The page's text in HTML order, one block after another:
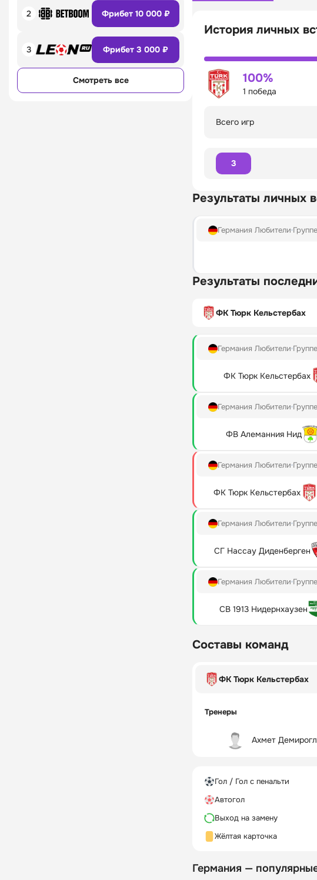
2 Фрибет 10 000 ₽
3 Фрибет 3 000 ₽
Смотреть все
История личных
100%
1 победа
Всего игр
3
Результаты личных
Германия Любители
Результаты
ФК Тюрк Кельстербах
Германия Любители
ФК Тюрк Кельстербах
Германия Любители
ФВ Алеманния Нид
Германия Любители
ФК Тюрк Кельстербах
Германия Любители
СГ Нассау Диденберген
Германия Любители
СВ 1913 Нидернхаузен
Составы команд
ФК Тюрк Кельстербах
Тренеры
Ахмет
Гол / Гол с пенальти
Автогол
Выход на замену
Жёлтая карточка
Германия —